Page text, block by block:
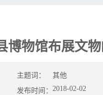
博物馆布展文物
主题词：
其他
发布时间： 2018-02-02